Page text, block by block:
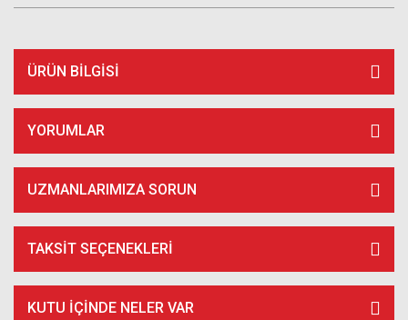
ÜRÜN BILGISI
YORUMLAR
UZMANLARIMIZA SORUN
TAKSIT SEÇENEKLERI
KUTU İÇİNDE NELER VAR